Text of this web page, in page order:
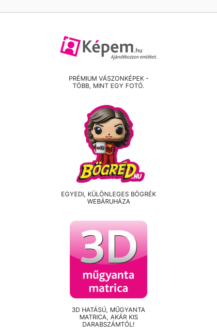
PRÉMIUM VÁSZONKÉPEK -
TÖBB, MINT EGY FOTÓ.
EGYEDI, KÜLÖNLEGES BÖGRÉK
WEBÁRUHÁZA
3D HATÁSÚ, MŰGYANTA
MATRICA, AKÁR KIS
DARABSZÁMTÓL!